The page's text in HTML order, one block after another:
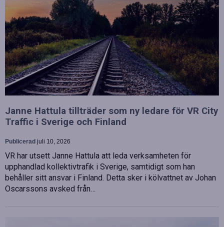
Janne Hattula tillträder som ny ledare för VR City
Traffic i Sverige och Finland
Publicerad juli 10, 2026
VR har utsett Janne Hattula att leda verksamheten för
upphandlad kollektivtrafik i Sverige, samtidigt som han
behåller sitt ansvar i Finland. Detta sker i kölvattnet av Johan
Oscarssons avsked från…